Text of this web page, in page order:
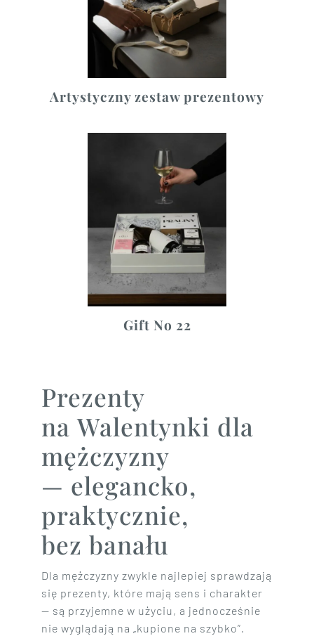
Artystyczny zestaw prezentowy
Gift No 22
Prezenty
na Walentynki dla
mężczyzny
— elegancko,
praktycznie,
bez banału
Dla mężczyzny zwykle najlepiej sprawdzają
się prezenty, które mają sens i charakter
— są przyjemne w użyciu, a jednocześnie
nie wyglądają na „kupione na szybko”.